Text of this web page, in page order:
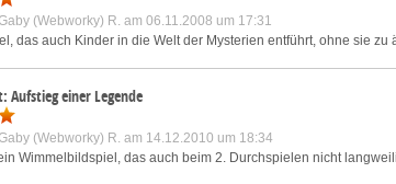
(Webworky) R. am 06.11.2008 um 17:31
das auch Kinder in die Welt der Mysterien entführt, ohne sie
Aufstieg einer Legende
(Webworky) R. am 14.12.2010 um 18:34
Wimmelbildspiel, das auch beim 2. Durchspielen nicht